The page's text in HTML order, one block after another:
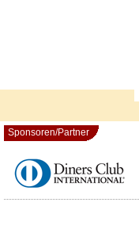
Sponsoren/Partner